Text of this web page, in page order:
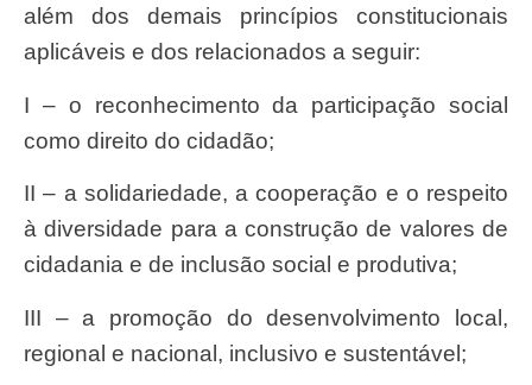
além dos demais princípios constitucionais
aplicáveis e dos relacionados a seguir:
I – o reconhecimento da participação social
como direito do cidadão;
II – a solidariedade, a cooperação e o respeito
à diversidade para a construção de valores de
cidadania e de inclusão social e produtiva;
III – a promoção do desenvolvimento local,
regional e nacional, inclusivo e sustentável;